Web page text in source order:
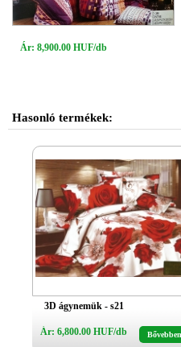
Ár: 8,900.00 HUF/db
Hasonló termékek:
3D ágynemük - s21
Ár: 6,800.00 HUF/db Bővebben